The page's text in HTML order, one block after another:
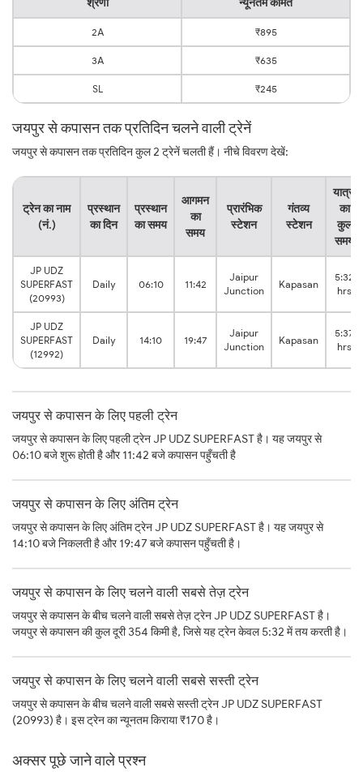
2A ₹895
3A ₹635
SL ₹245
जयपुर से कपासन तक प्रतिदिन चलने वाली ट्रेनें
जयपुर से कपासन तक प्रतिदिन कुल 2 ट्रेनें चलती हैं। नीचे विवरण देखें:
ट्रेन का नाम
(नं.)
प्रस्थान
का दिन
प्रस्थान
का समय
आगमन
का
समय
प्रारंभिक
स्टेशन
गंतव्य
स्टेशन
यात्रा
का
कुल
समय
JP UDZ
SUPERFAST
(20993)
Daily 06:10 11:42
Jaipur
Junction
Kapasan
5:32
hrs
JP UDZ
SUPERFAST
(12992)
Daily 14:10 19:47
Jaipur
Junction
Kapasan
5:37
hrs
जयपुर से कपासन के लिए पहली ट्रेन
जयपुर से कपासन के लिए पहली ट्रेन JP UDZ SUPERFAST है। यह जयपुर से
06:10 बजे शुरू होती है और 11:42 बजे कपासन पहुँचती है
जयपुर से कपासन के लिए अंतिम ट्रेन
जयपुर से कपासन के लिए अंतिम ट्रेन JP UDZ SUPERFAST है। यह जयपुर से
14:10 बजे निकलती है और 19:47 बजे कपासन पहुँचती है।
जयपुर से कपासन के लिए चलने वाली सबसे तेज़ ट्रेन
जयपुर से कपासन के बीच चलने वाली सबसे तेज़ ट्रेन JP UDZ SUPERFAST है।
जयपुर से कपासन की कुल दूरी 354 किमी है, जिसे यह ट्रेन केवल 5:32 में तय करती है।
जयपुर से कपासन के लिए चलने वाली सबसे सस्ती ट्रेन
जयपुर से कपासन के बीच चलने वाली सबसे सस्ती ट्रेन JP UDZ SUPERFAST
(20993) है। इस ट्रेन का न्यूनतम किराया ₹170 है।
अक्सर पूछे जाने वाले प्रश्न